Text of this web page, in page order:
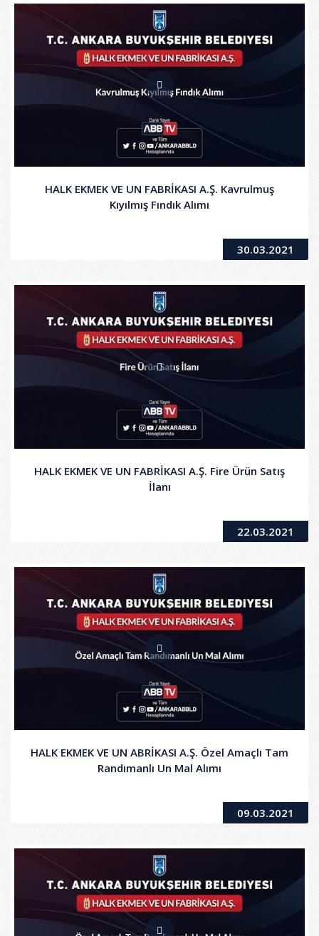
HALK EKMEK VE UN FABRİKASI A.Ş. Kavrulmuş
Kıyılmış Fındık Alımı
30.03.2021
HALK EKMEK VE UN FABRİKASI A.Ş. Fire Ürün Satış
İlanı
22.03.2021
HALK EKMEK VE UN ABRİKASI A.Ş. Özel Amaçlı Tam
Randımanlı Un Mal Alımı
09.03.2021